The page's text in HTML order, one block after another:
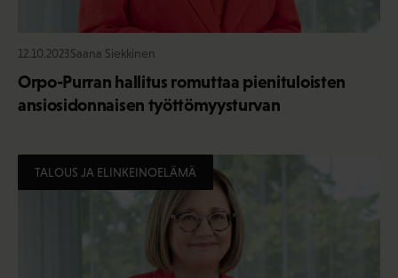
12.10.2023Saana Siekkinen
Orpo-Purran hallitus romuttaa pienituloisten
ansiosidonnaisen työttömyysturvan
TALOUS JA ELINKEINOELÄMÄ